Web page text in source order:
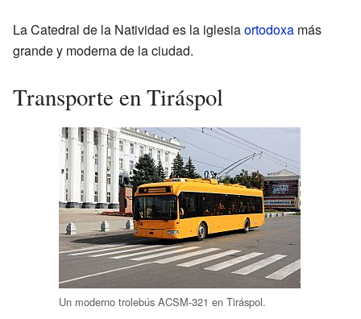
La Catedral de la Natividad es la iglesiaortodoxa más
grande y moderna de la ciudad.
Transporte en Tiráspol
Un moderno trolebús ACSM-321 en Tiráspol.